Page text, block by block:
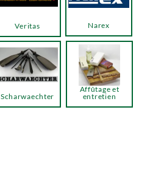
Narex
Veritas
Scharwaechter
Affûtage et
entretien